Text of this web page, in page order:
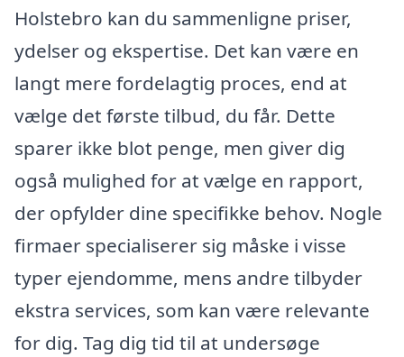
Holstebro kan du sammenligne priser,
ydelser og ekspertise. Det kan være en
langt mere fordelagtig proces, end at
vælge det første tilbud, du får. Dette
sparer ikke blot penge, men giver dig
også mulighed for at vælge en rapport,
der opfylder dine specifikke behov. Nogle
firmaer specialiserer sig måske i visse
typer ejendomme, mens andre tilbyder
ekstra services, som kan være relevante
for dig. Tag dig tid til at undersøge